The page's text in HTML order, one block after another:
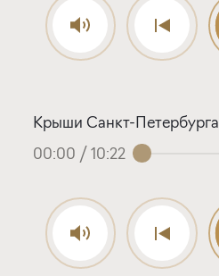
Крыши Санкт-Петербурга
00:00 /10:22